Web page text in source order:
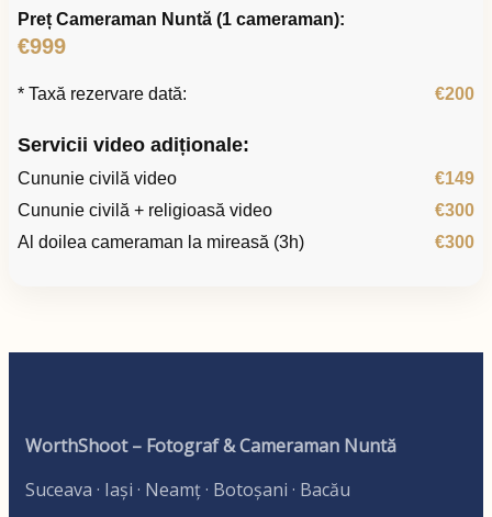
Preț Cameraman Nuntă (1 cameraman):
€999
* Taxă rezervare dată: €200
Servicii video adiționale:
Cununie civilă video
€149
Cununie civilă + religioasă video
€300
Al doilea cameraman la mireasă (3h)
€300
WorthShoot – Fotograf & Cameraman Nuntă
Suceava · Iași · Neamț · Botoșani · Bacău